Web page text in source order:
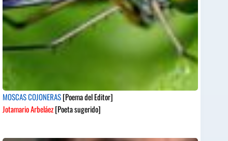
MOSCAS COJONERAS[Poema del Editor]
Jotamario Arbeláez[Poeta sugerido]